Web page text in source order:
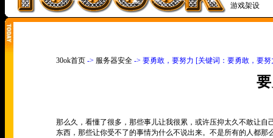
游戏架设
30ok首页 -> 服务器安全 -> 要勇敢，要努力 [关键词：要勇敢，要努
那么久，看懂了很多，那些事儿让我很累，或许压抑太久不敢让自
东西，那些让你受不了的事情为什么不说出来。不是所有的人都